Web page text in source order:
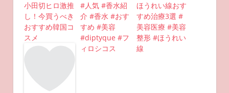
小田切ヒロ激推
し！今買うべき
おすすめ韓国コ
スメ
#人気 #香水紹
介 #香水 #おす
すめ #美容
#diptyque #フ
ィロシコス
ほうれい線おす
すめ治療3選 #
美容医療 #美容
整形 #ほうれい
線